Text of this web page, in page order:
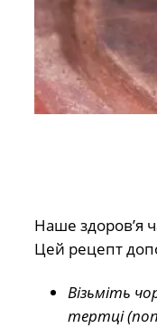
Наше здоров’я
Цей рецепт
Візьміть
тертці